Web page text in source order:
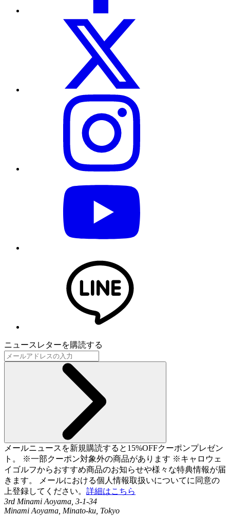
ニュースレターを購読する
メールニュースを新規購読すると15%OFFクーポンプレゼン
ト。 ※一部クーポン対象外の商品があります ※キャロウェ
イゴルフからおすすめ商品のお知らせや様々な特典情報が届
きます。 メールにおける個人情報取扱いについてに同意の
上登録してください。 詳細はこちら
3rd Minami Aoyama, 3-1-34
Minami Aoyama, Minato-ku, Tokyo